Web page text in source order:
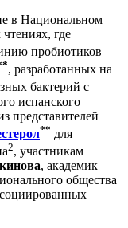
в Национальном
где
пробиотиков
, разработанных на
бактерий с
испанского
представителей
** для
2, участникам
, академик
общества